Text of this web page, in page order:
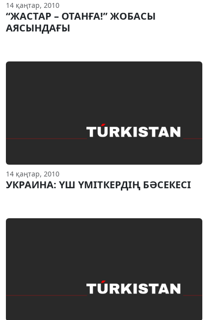
14 қаңтар, 2010
“ЖАСТАР – ОТАНҒА!” ЖОБАСЫ
АЯСЫНДАҒЫ
14 қаңтар, 2010
УКРАИНА: ҮШ ҮМIТКЕРДIҢ БӘСЕКЕСI